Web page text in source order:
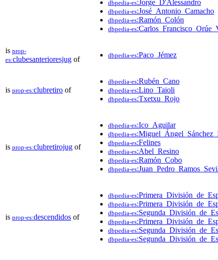
dbpedia-es:Jorge_D'Alessandro
dbpedia-es:José_Antonio_Camacho
dbpedia-es:Ramón_Colón
dbpedia-es
is prop-
es:clubesanterioresjug of dbpedia-es:Paco_Jémez
is prop-es:clubretiro of
dbpedia-es:Rubén_Cano
dbpedia-es:Lino_Taioli
dbpedia-es:Txetxu_Rojo
is prop-es:clubretirojug of
dbpedia-es:Ico_Aguilar
dbpedia-es
dbpedia-es:Felines
dbpedia-es:Abel_Resino
dbpedia-es:Ramón_Cobo
dbpedia-es
is prop-es:descendidos of
dbpedia-es
dbpedia-es
dbpedia-es
dbpedia-es
dbpedia-es
dbpedia-es